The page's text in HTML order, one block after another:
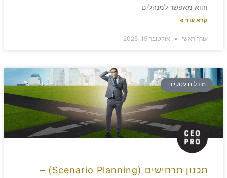
והוא מאפשר למנהלים
קרא עוד »
עורך ראשי אוקטובר 15, 2025
מודלים עסקיים
תכנון תרחישים (Scenario Planning) –